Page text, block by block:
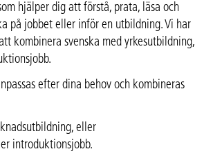
hjälper dig att förstå, prata, läsa och
på jobbet eller inför en utbildning. Vi har
kombinera svenska med yrkesutbildning,
efter dina behov och kombineras
eller
introduktionsjobb.